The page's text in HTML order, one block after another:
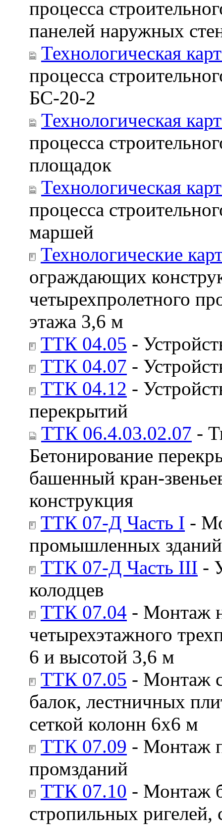
процесса
панелей наружных
Технологическая
процесса
БС-20-2
Технологическая
процесса
площадок
Технологическая
процесса
маршей
Технологические
ограждающих
четырехпролетного
этажа 3,6 м
ТТК 04.05 -
ТТК 04.07 -
ТТК 04.12 -
перекрытий
ТТК 06.4.03.02.07 -
Бетонирование
башенный кран-
конструкция
ТТК 07-Д Часть I -
промышленных зданий
ТТК 07-Д Часть III -
колодцев
ТТК 07.04 - Монтаж
четырехэтажного
6 и высотой 3,6 м
ТТК 07.05 - Монтаж
балок, лестничных
сеткой колонн 6х6 м
ТТК 07.09 - Монтаж
промзданий
ТТК 07.10 - Монтаж
стропильных